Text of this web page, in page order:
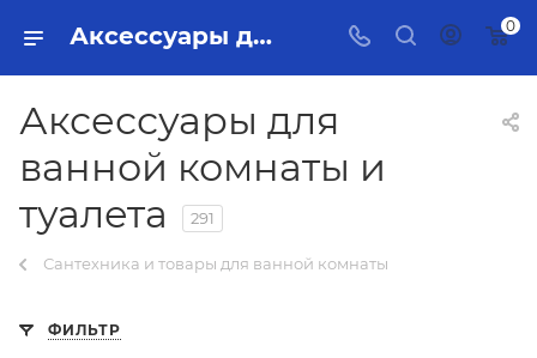
Аксессуары для ванной комнаты и туалета Тольятти - купить в интернет-магазине, каталог с ценами и характеристиками 0
Аксессуары для
ванной комнаты и
туалета
291
Сантехника и товары для ванной комнаты
ФИЛЬТР